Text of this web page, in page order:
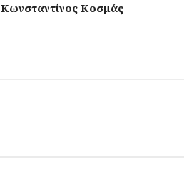
Κωνσταντίνος Κοσμάς